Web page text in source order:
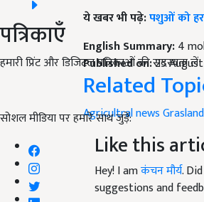
पत्रिकाएँ
हमारी प्रिंट और डिजिटल पत्रिकाओं की सदस्यता लें
सोशल मीडिया पर हमारे साथ जुड़ें:
ये खबर भी पढ़े:पशुओं को
English Summary:4
Published on:25
Related
Agricultral newsGrasland
Like this
Hey! I amकंचन मौर्य.
suggestions and